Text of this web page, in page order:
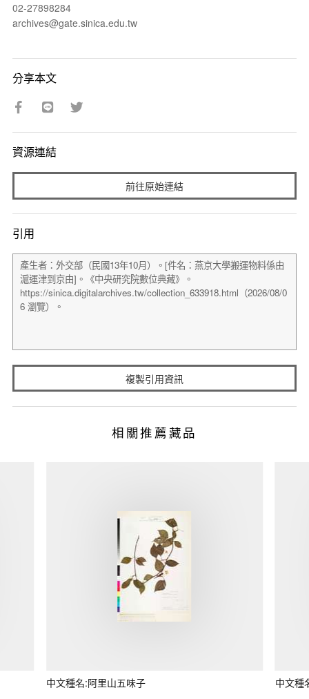
02-27898284
archives@gate.sinica.edu.tw
分享本文
資源連結
前往原始連結
引用
複製引用資訊
相關推薦藏品
中文種名:阿里山五味子 中文種